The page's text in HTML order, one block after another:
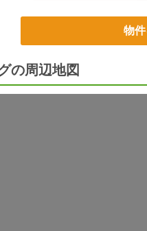
物
の周辺地図